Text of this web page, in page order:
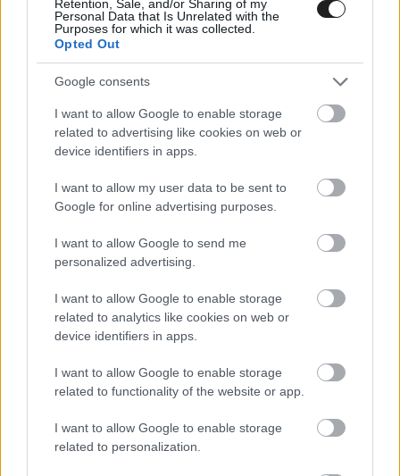
Retention, Sale, and/or Sharing of my
Personal Data that Is Unrelated with the
Purposes for which it was collected.
Opted Out
Google consents
I want to allow Google to enable storage
related to advertising like cookies on web or
device identifiers in apps.
I want to allow my user data to be sent to
Google for online advertising purposes.
I want to allow Google to send me
personalized advertising.
I want to allow Google to enable storage
related to analytics like cookies on web or
device identifiers in apps.
I want to allow Google to enable storage
related to functionality of the website or app.
I want to allow Google to enable storage
related to personalization.
versenycsapataink számára. Várjuk a közös
munkát 2026-ban minden pilótánkkal, miközben
különböző karrierfázisaikban támogatjuk őket
minden versenysorozatunkban” – tette hozzá a
korábban a Sauber csapatfőnökeként
tevékenykedő olasz.